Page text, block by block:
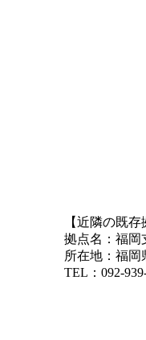
【近隣の既存
拠点名：福岡
所在地：福岡
TEL：092-